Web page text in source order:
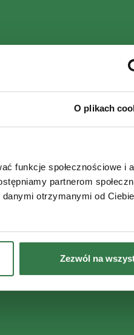
O plikach
funkcje społecznościowe i
partnerom
otrzymanymi od
Zezwól na